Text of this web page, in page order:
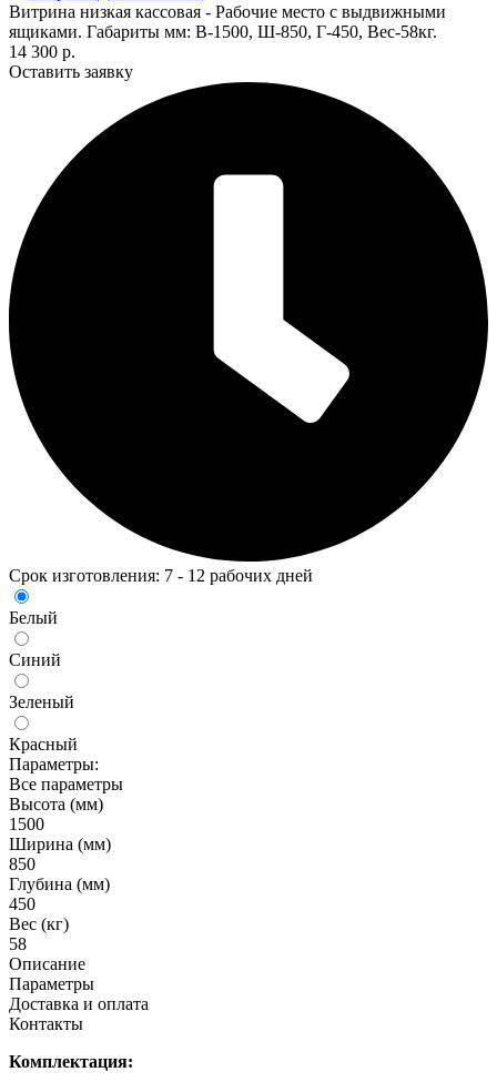
Витрина низкая кассовая - Рабочие место с выдвижными
ящиками. Габариты мм: В-1500, Ш-850, Г-450, Вес-58кг.
14 300 р.
Оставить заявку
Срок изготовления: 7 - 12 рабочих дней
Белый
Синий
Зеленый
Красный
Параметры:
Все параметры
Высота (мм)
1500
Ширина (мм)
850
Глубина (мм)
450
Вес (кг)
58
Описание
Параметры
Доставка и оплата
Контакты
Комплектация: